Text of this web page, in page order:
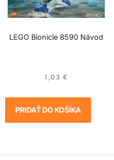
LEGO Bionicle 8590 Návod
1,03 €
PRIDAŤ DO KOŠÍKA